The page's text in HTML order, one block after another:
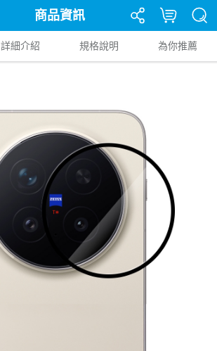
商品資訊
詳細介紹 規格說明 為你推薦